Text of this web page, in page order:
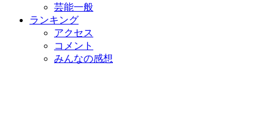
芸能一般
ランキング
アクセス
コメント
みんなの感想